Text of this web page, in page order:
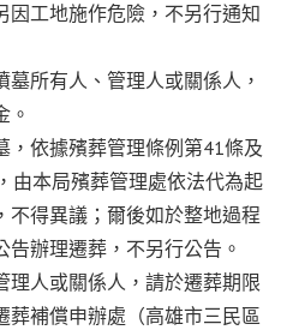
因工地施作危險，不另行通知
所有人、管理人或關係人，
。
，依據殯葬管理條例第41條及
由本局殯葬管理處依法代為起
不得異議；爾後如於整地過程
辦理遷葬，不另行公告。
理人或關係人，請於遷葬期限
葬補償申辦處（高雄市三民區